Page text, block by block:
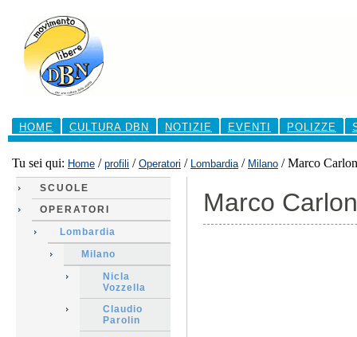
contenuti.
navigazione
Sezioni
HOME
CULTURA DBN NOTIZIE EVENTI POLIZZE
Tu sei qui: Home / profili / Operatori / Lombardia / Milano /Marco Carlon
SCUOLE
OPERATORI
Lombardia
Milano
Nicla
Vozzella
Claudio
Parolin
Marco Carlon